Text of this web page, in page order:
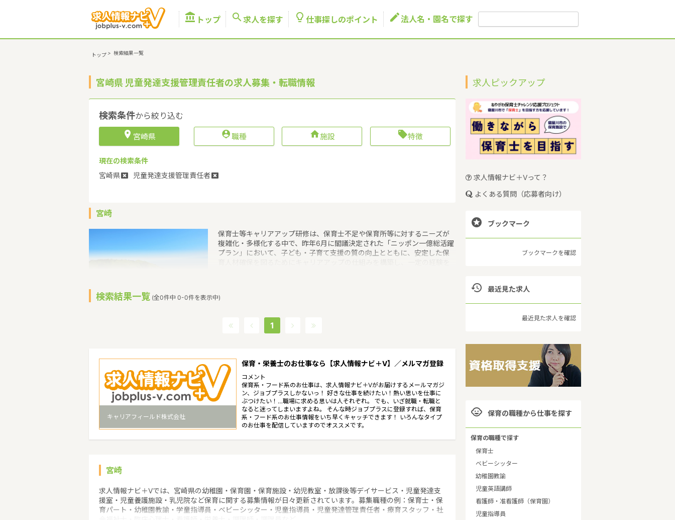
 トップ  求人を探す  仕事探しのポイント 法人名・園名で探す
トップ > 検索結果一覧
宮崎県 児童発達支援管理責任者の求人募集・転職情報
検索条件から絞り込む
 宮崎県 職種 施設 特徴
現在の検索条件
宮崎県
児童発達支援管理責任者
宮崎
保育士等キャリアアップ研修は、保育士不足や保育所等に対するニーズが
複雑化・多様化する中で、昨年6月に閣議決定された「ニッポン一億総活躍
プラン」において、子ども・子育て支援の質の向上とともに、安定した保
取り組みを行っています。 宮崎県の人口は1089478人（2017/5/1現在）で
2.6となっています。（2017年10月現在）宮崎県の市町村は26。宮崎県の
家賃相場：5.6万円（2017年10月賃貸住宅 D-room調べ） 宮崎県は、かつ
りますが南国感溢れる農産物にも恵まれており九州の中でもひときわ南国
ムードただようような特徴があるエリアです。
検索結果一覧 (全0件中 0-0件を表示中)
1
キャリアフィールド株式会社
保育・栄養士のお仕事なら【求人情報ナビ＋V】／メルマガ登録
コメント
保育系・フード系のお仕事は、求人情報ナビ＋Vがお届けするメールマガジ
ン、ジョブプラスしかないっ！ 好きな仕事を続けたい！熱い思いを仕事に
ぶつけたい！…職場に求める思いは人それぞれ。 でも、いざ就職・転職と
なると迷ってしまいますよね。 そんな時ジョブプラスに登録すれば、保育
系・フード系のお仕事情報をいち早くキャッチできます！ いろんなタイプ
のお仕事を配信していますのでオススメです。
宮崎
求人情報ナビ＋Vでは、宮崎県の幼稚園・保育園・保育施設・幼児教室・放課後等デイサービス・児童発達支
援室・児童養護施設・乳児院など保育に関する募集情報が日々更新されています。募集職種の例：保育士・保
育パート・幼稚園教諭・学童指導員・ベビーシッター・児童指導員・児童発達管理責任者・療育スタッフ・社
求人ピックアップ
求人情報ナビ＋Vって？
よくある質問（応募者向け）
 ブックマーク
ブックマークを確認
 最近見た求人
最近見た求人を確認
 保育の職種から仕事を探す
保育の職種で探す
保育士
ベビーシッター
幼稚園教諭
児童英語講師
看護師・准看護師（保育園）
児童指導員